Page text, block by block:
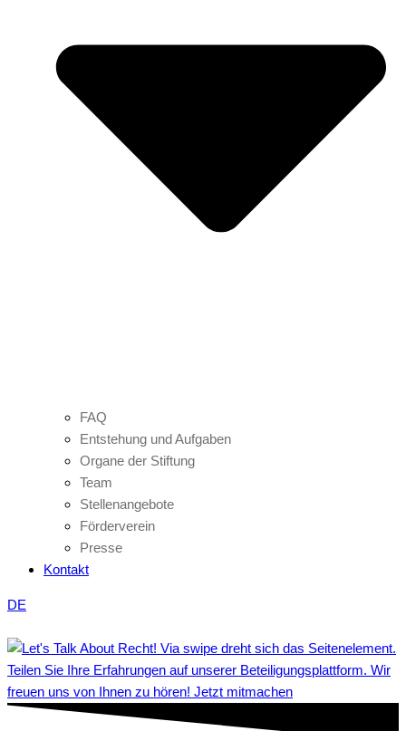
FAQ
Entstehung und Aufgaben
Organe der Stiftung
Team
Stellenangebote
Förderverein
Presse
Kontakt
DE
Teilen Sie Ihre Erfahrungen auf unserer Beteiligungsplattform. Wir
freuen uns von Ihnen zu hören! Jetzt mitmachen